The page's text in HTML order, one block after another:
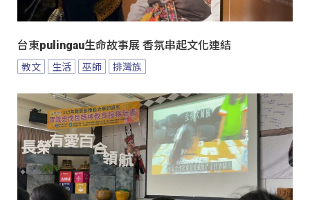
台東pulingau生命故事展 香氛串起文化連結
教文 生活 巫師 排灣族